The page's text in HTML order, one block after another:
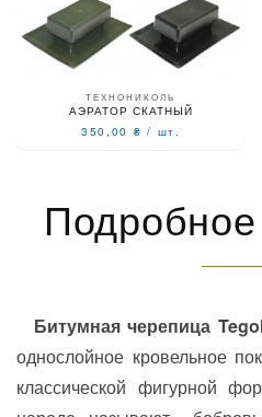
ТЕХНОНИКОЛЬ
АЭРАТОР СКАТНЫЙ
350,00 ₴ / шт.
Битумная черепица
однослойное кровельное
классической фигурной